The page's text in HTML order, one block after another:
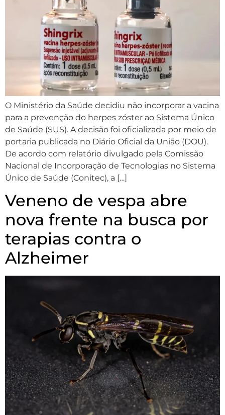
O Ministério da Saúde decidiu não incorporar a vacina
para a prevenção do herpes zóster ao Sistema Único
de Saúde (SUS). A decisão foi oficializada por meio de
portaria publicada no Diário Oficial da União (DOU).
De acordo com relatório divulgado pela Comissão
Nacional de Incorporação de Tecnologias no Sistema
Único de Saúde (Conitec), a […]
Veneno de vespa abre
nova frente na busca por
terapias contra o
Alzheimer